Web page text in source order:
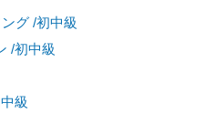
グ /初中級
/初中級
級